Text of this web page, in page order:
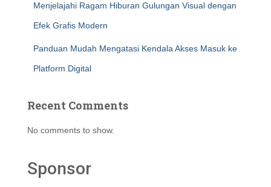
Menjelajahi Ragam Hiburan Gulungan Visual dengan
Efek Grafis Modern
Panduan Mudah Mengatasi Kendala Akses Masuk ke
Platform Digital
Recent Comments
No comments to show.
Sponsor